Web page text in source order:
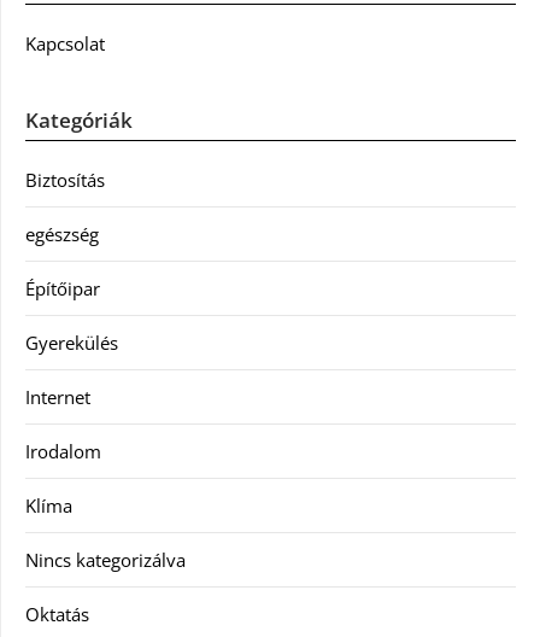
Kapcsolat
Kategóriák
Biztosítás
egészség
Építőipar
Gyerekülés
Internet
Irodalom
Klíma
Nincs kategorizálva
Oktatás